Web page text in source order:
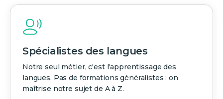
Spécialistes des langues
Notre seul métier, c'est l'apprentissage des
langues. Pas de formations généralistes : on
maîtrise notre sujet de A à Z.